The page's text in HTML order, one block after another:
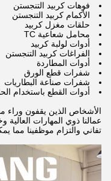
فوهات كربيد التنجستن
الأكمام كربيد التنجستن
حلقات مغزل كربيد
محامل شعاعية TC
أدوات لولبة كربيد
الفراغات كربيد التنجستن
أدوات المطاردة
شفرات قطع الورق
شفرات صناعة البطاريات
أدوات القطع باستخدام
الأشخاص الذين يقفون وراء
عمالنا ذوي المهارات
تفاني والتزام موظفينا مما